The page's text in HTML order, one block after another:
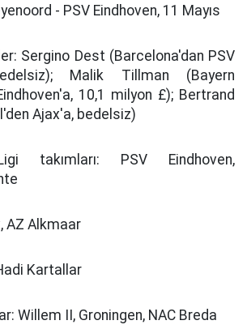
- PSV Eindhoven, 11 Mayıs
Sergino Dest (Barcelona'dan PSV
Malik Tillman (Bayern
10,1 milyon £); Bertrand
Ajax'a, bedelsiz)
takımları:
PSV Eindhoven,
AZ Alkmaar
Kartallar
Willem II, Groningen, NAC Breda